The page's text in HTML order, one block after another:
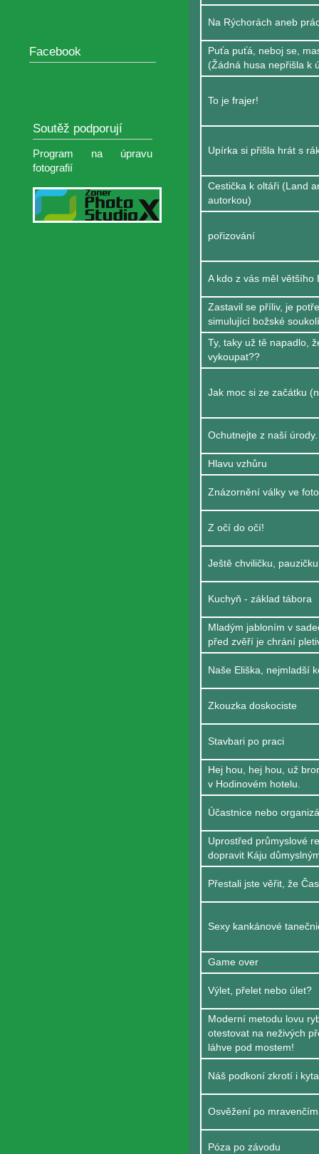
Facebook
Soutěž podporují
Program na úpravu
fotografií
Na Rýchorách aneb
Puťa puťá, neboj se,
(Žádná husa nepřišla k
To je frajer!
Upírka si přišla hrát s
Cestička k oltáři (Land
autorkou)
pořizování
A kdo z vás měl většího
Zastavil se příliv, je
simulující božské
Ty, taky už tě napadlo,
vykoupat??
Jak moc si ze začátku
Ochutnejte z naší úrody.
Hlavu vzhůru
Znázornění války ve
Z očí do očí!
Ještě chviličku,
Kuchyň - základ tábora
Mladým jabloním v
před zvěří je chrání
Naše Eliška, nejmladší
Zkouzka doskociste
Stavbari po praci
Hej hou, hej hou, už
v Hodinovém hotelu.
Účastnice nebo
Uprostřed průmyslové
dopravit Káju
Přestali jste věřit, že
Sexy kankánové
Game over
Výlet, přelet nebo úlet?
Moderní metodu lovu
otestovat na neživých
láhve pod mostem!
Náš podkoní zkrotí i
Osvěžení po
Póza po závodu